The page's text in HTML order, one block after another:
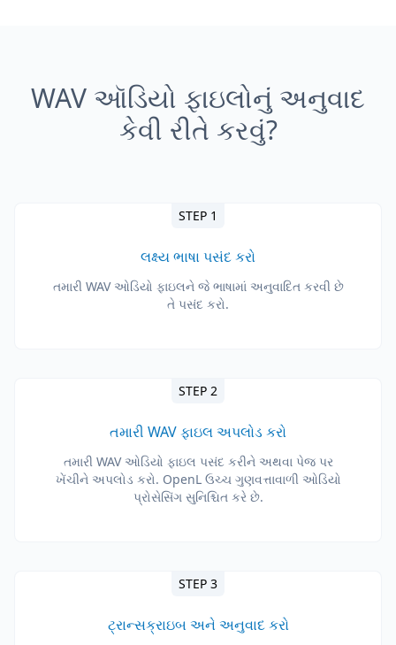
WAV ઑડિયો ફાઇલોનું અનુવાદ
કેવી રીતે કરવું?
STEP 1
લક્ષ્ય ભાષા પસંદ કરો
તમારી WAV ઓડિયો ફાઇલને જે ભાષામાં અનુવાદિત કરવી છે
તે પસંદ કરો.
STEP 2
તમારી WAV ફાઇલ અપલોડ કરો
તમારી WAV ઓડિયો ફાઇલ પસંદ કરીને અથવા પેજ પર
ખેંચીને અપલોડ કરો. OpenL ઉચ્ચ ગુણવત્તાવાળી ઓડિયો
પ્રોસેસિંગ સુનિશ્ચિત કરે છે.
STEP 3
ટ્રાન્સક્રાઇબ અને અનુવાદ કરો